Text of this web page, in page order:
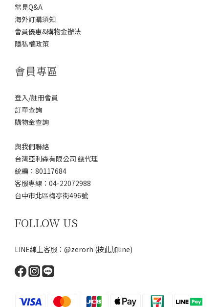
常見Q&A
海外訂購須知
會員優惠&購物金辦法
隱私權政策
會員專區
登入/註冊會員
訂單查詢
購物金查詢
與我們聯絡
台灣亞利森有限公司 總代理
統編：80117684
客服專線：04-22072988
台中市北區梅亭街496號
FOLLOW US
LINE線上客服：@zerorh (按此加line)